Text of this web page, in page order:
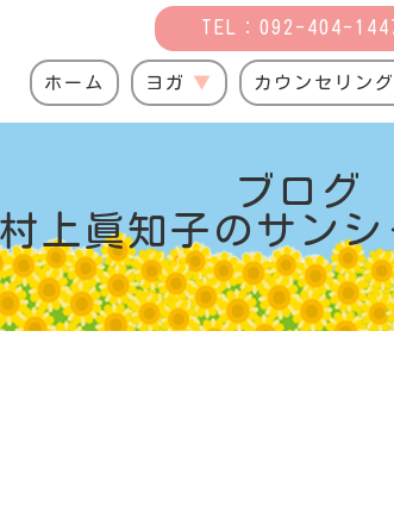
TEL：092-404-
ホーム ヨガ カウンセリング
ブログ
村上眞知子の サンシ